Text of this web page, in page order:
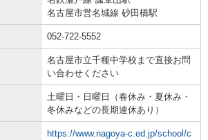
名古屋市営名城線 砂田橋駅
052-722-5552
名古屋市立千種中学校まで直接お問
い合わせください
土曜日・日曜日（春休み・夏休み・
冬休みなどの長期連休あり）
https://www.nagoya-c.ed.jp/school/c